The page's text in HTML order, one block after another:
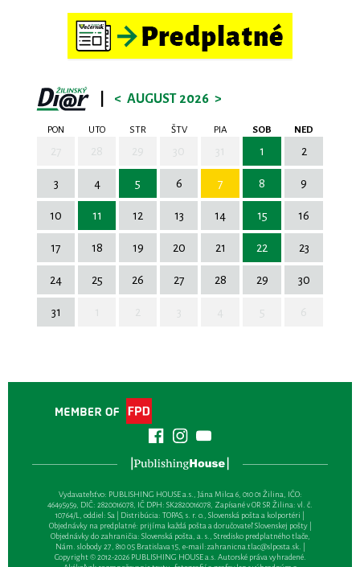
< AUGUST 2026 >
PON UTO STR ŠTV PIA SOB NED
1 2
3 4 5 6 7 8 9
10 11 12 13 14 15 16
17 18 19 20 21 22 23
24 25 26 27 28 29 30
31
Vydavateľsťvo: PUBLISHING HOUSE a.s., Jána Milca 6, 010 01 Žilina, IČO:
46495959, DIČ: 2820016078, IČ DPH: SK2820016078, Zapísané v OR SR Žilina: vl. č.
10764/L, oddiel: Sa | Distribúcia: TOPAS, s. r. o., Slovenská pošta a kolportéri |
Objednávky na predplatné: prijíma každá pošta a doručovateľ Slovenskej pošty |
Objednávky do zahraničia: Slovenská pošta, a. s., Stredisko predplatného tlače,
Nám. slobody 27, 810 05 Bratislava 15, e-mail:zahranicna.tlac@slposta.sk. |
Copyright © 2012-2026 PUBLISHING HOUSE a.s. Autorské práva vyhradené.